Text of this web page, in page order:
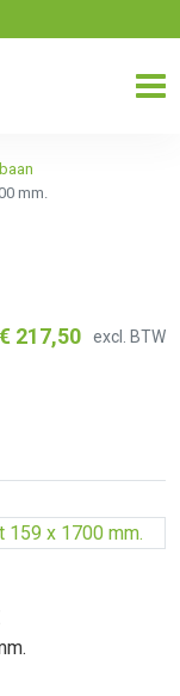
mm.
€ 217,50 excl. BTW